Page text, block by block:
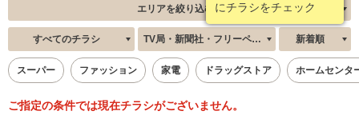
にチラシをチェック
エリアを絞り込む
すべてのチラシ TV局・新聞社・フリーペーパー・その他 新着順
スーパー ファッション 家電 ドラッグストア ホームセンタ
ご指定の条件では現在チラシがございません。